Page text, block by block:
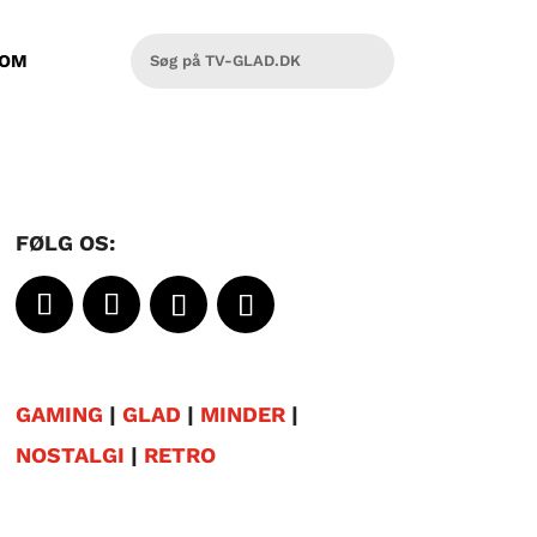
FØLG OS:
GAMING | GLAD | MINDER|
NOSTALGI | RETRO